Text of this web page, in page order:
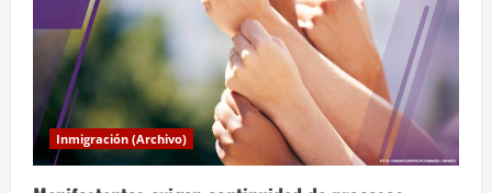
ó
n
d
e
Inmigración (Archivo)